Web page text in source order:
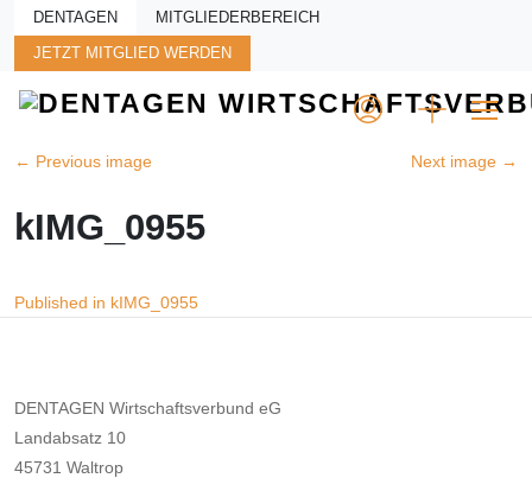
Skip to main content
DENTAGEN MITGLIEDERBEREICH
JETZT MITGLIED WERDEN
← Previous image Next image →
kIMG_0955
Beitragsnavigation
Published in kIMG_0955
DENTAGEN Wirtschaftsverbund eG
Landabsatz 10
45731 Waltrop